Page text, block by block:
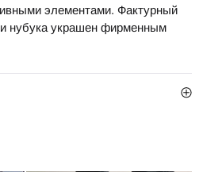
элементами. Фактурный
и нубука украшен фирменным